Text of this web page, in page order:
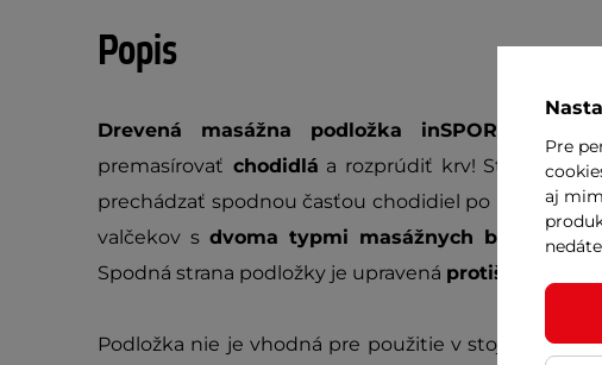
Popis
Drevená masážna podložka inSPORTline
premasírovať chodidlá a rozprúdiť krv! Stačí si
prechádzať spodnou časťou chodidiel po
valčekov s dvoma typmi masážnych bodov ,
Spodná strana podložky je upravená protišmykovou
Podložka nie je vhodná pre použitie v stoji, ale je
Pre
aj